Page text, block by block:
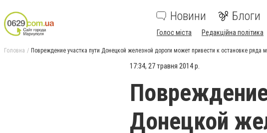
Новини Блоги
Голос міста Редакційна політика
Головна Повреждение участка пути Донецкой железной дороги может привести к остановке ряда
17:34, 27 травня 2014 р.
Донецкой